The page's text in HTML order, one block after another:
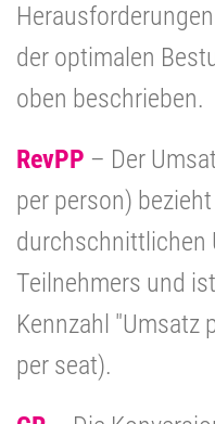
der optimalen
oben beschrieben.
RevPP – Der
per person)
durchschnittlichen
Teilnehmers und
Kennzahl "Umsatz
per seat).